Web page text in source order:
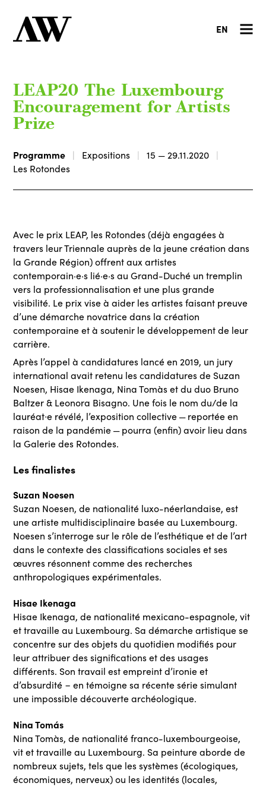
EN
LEAP20 The Luxembourg
Encouragement for Artists
Prize
Programme Expositions
15 — 29.11.2020
Les Rotondes
Avec le prix LEAP, les Rotondes (déjà engagées à
travers leur Triennale auprès de la jeune création dans
la Grande Région) offrent aux artistes
contemporain·e·s lié·e·s au Grand-Duché un tremplin
vers la professionnalisation et une plus grande
visibilité. Le prix vise à aider les artistes faisant preuve
d’une démarche novatrice dans la création
contemporaine et à soutenir le développement de leur
carrière.
Après l’appel à candidatures lancé en 2019, un jury
international avait retenu les candidatures de Suzan
Noesen, Hisae Ikenaga, Nina Tomàs et du duo Bruno
Baltzer & Leonora Bisagno. Une fois le nom du/de la
lauréat∙e révélé, l’exposition collective — reportée en
raison de la pandémie — pourra (enfin) avoir lieu dans
la Galerie des Rotondes.
Les finalistes
Suzan Noesen
Suzan Noesen, de nationalité luxo-néerlandaise, est
une artiste multidisciplinaire basée au Luxembourg.
Noesen s’interroge sur le rôle de l’esthétique et de l’art
dans le contexte des classifications sociales et ses
œuvres résonnent comme des recherches
anthropologiques expérimentales.
Hisae Ikenaga
Hisae Ikenaga, de nationalité mexicano-espagnole, vit
et travaille au Luxembourg. Sa démarche artistique se
concentre sur des objets du quotidien modifiés pour
leur attribuer des significations et des usages
différents. Son travail est empreint d’ironie et
d’absurdité − en témoigne sa récente série simulant
une impossible découverte archéologique.
Nina Tomás
Nina Tomàs, de nationalité franco-luxembourgeoise,
vit et travaille au Luxembourg. Sa peinture aborde de
nombreux sujets, tels que les systèmes (écologiques,
économiques, nerveux) ou les identités (locales,